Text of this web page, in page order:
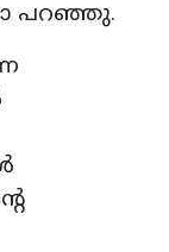
പറഞ്ഞു.